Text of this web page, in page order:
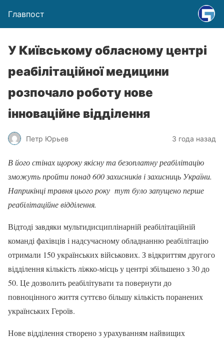
Главпост
У Київському обласному центрі
реабілітаційної медицини
розпочало роботу нове
інноваційне відділення
Петр Юрьев 3 года назад
В його стінах щороку якісну та безоплатну реабілітацію
зможуть пройти понад 600 захисників і захисниць України.
Наприкінці травня цього року тут було запущено перше
реабілітаційне відділення.
Відтоді завдяки мультидисциплінарній реабілітаційній
команді фахівців і надсучасному обладнанню реабілітацію
отримали 150 українських військових. З відкриттям другого
відділення кількість ліжко-місць у центрі збільшено з 30 до
50. Це дозволить реабілітувати та повернути до
повноцінного життя суттєво більшу кількість поранених
українських Героїв.
Нове відділення створено з урахуванням найвищих